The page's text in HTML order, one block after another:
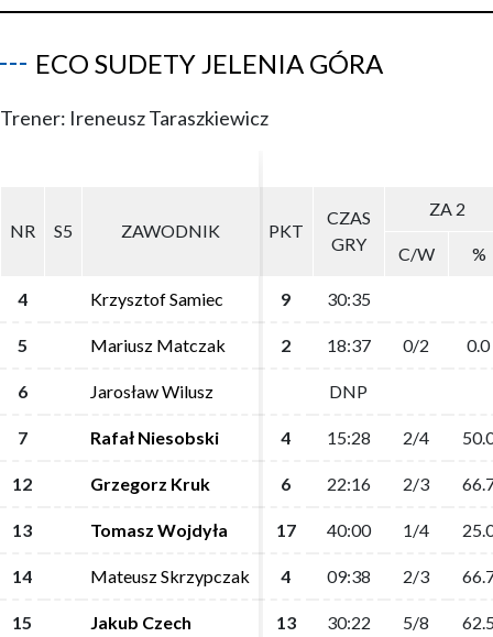
ECO SUDETY JELENIA GÓRA
Trener: Ireneusz Taraszkiewicz
NR S5 ZAWODNIK PKT
CZAS
GRY
ZA 2
C/W %
4 Krzysztof Samiec 9 30:35
5 Mariusz Matczak 2 18:37 0/2 0.0
6 Jarosław Wilusz DNP
7 Rafał Niesobski 4 15:28 2/4
12 Grzegorz Kruk 6 22:16 2/3
13 Tomasz Wojdyła 17 40:00 1/4
14 Mateusz Skrzypczak 4 09:38 2/3
15 Jakub Czech 13 30:22 5/8
NR S5 ZAWODNIK PKT
CZAS
GRY
ZA 2
C/W %
4 Krzysztof Samiec 9 30:35
5 Mariusz Matczak 2 18:37 0/2 0.0
6 Jarosław Wilusz DNP
7 Rafał Niesobski 4 15:28 2/4
12 Grzegorz Kruk 6 22:16 2/3
13 Tomasz Wojdyła 17 40:00 1/4
14 Mateusz Skrzypczak 4 09:38 2/3
15 Jakub Czech 13 30:22 5/8